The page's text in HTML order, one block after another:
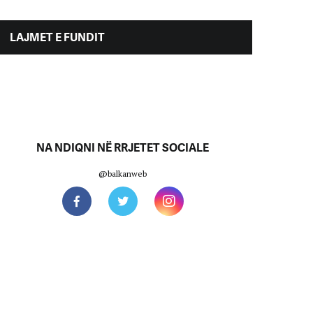
LAJMET E FUNDIT
NA NDIQNI NË RRJETET SOCIALE
@balkanweb